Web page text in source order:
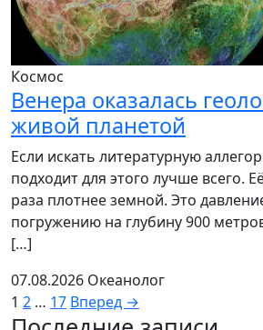
Космос
Венера оказалась
живой планетой
Если искать литературную
подходит для этого лучше всего.
раза плотнее земной. Это
погружению на глубину 900
[…]
07.08.2026 Океанолог
Пагинация
1 2 … 17 Вперед →